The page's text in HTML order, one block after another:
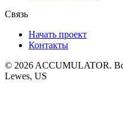
Связь
Начать проект
Контакты
© 2026 ACCUMULATOR.
Lewes, US